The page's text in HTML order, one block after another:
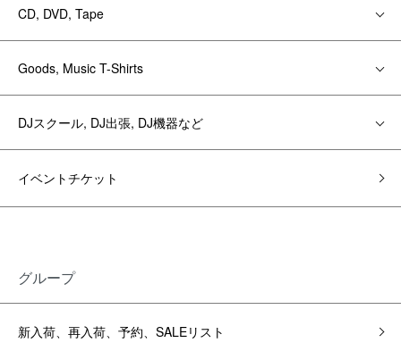
CD, DVD, Tape
Goods, Music T-Shirts
DJスクール, DJ出張, DJ機器など
イベントチケット
グループ
新入荷、再入荷、予約、SALEリスト